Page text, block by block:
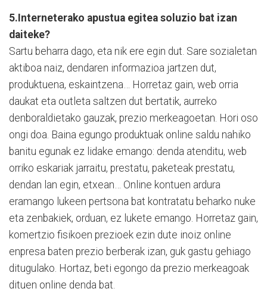
5.Interneterako apustua egitea soluzio bat izan
daiteke?
Sartu beharra dago, eta nik ere egin dut. Sare sozialetan
aktiboa naiz, dendaren informazioa jartzen dut,
produktuena, eskaintzena… Horretaz gain, web orria
daukat eta outleta saltzen dut bertatik, aurreko
denboraldietako gauzak, prezio merkeagoetan. Hori oso
ongi doa. Baina egungo produktuak online saldu nahiko
banitu egunak ez lidake emango: denda atenditu, web
orriko eskariak jarraitu, prestatu, paketeak prestatu,
dendan lan egin, etxean… Online kontuen ardura
eramango lukeen pertsona bat kontratatu beharko nuke
eta zenbakiek, orduan, ez lukete emango. Horretaz gain,
komertzio fisikoen prezioek ezin dute inoiz online
enpresa baten prezio berberak izan, guk gastu gehiago
ditugulako. Hortaz, beti egongo da prezio merkeagoak
dituen online denda bat.